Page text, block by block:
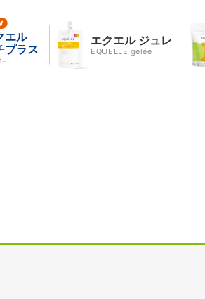
エル
プラス
エクエル ジュレ
EQUELLE gelée